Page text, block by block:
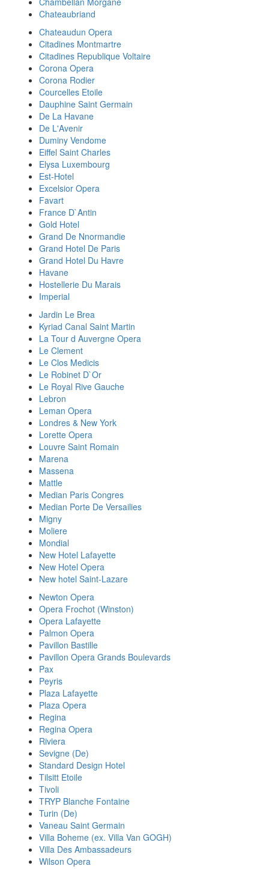
Chateaubriand
Chateaudun Opera
Citadines Montmartre
Citadines Republique Voltaire
Corona Opera
Corona Rodier
Courcelles Etoile
Dauphine Saint Germain
De La Havane
De L'Avenir
Duminy Vendome
Eiffel Saint Charles
Elysa Luxembourg
Est-Hotel
Excelsior Opera
Favart
France D`Antin
Gold Hotel
Grand De Nnormandie
Grand Hotel De Paris
Grand Hotel Du Havre
Havane
Hostellerie Du Marais
Imperial
Jardin Le Brea
Kyriad Canal Saint Martin
La Tour d Auvergne Opera
Le Clement
Le Clos Medicis
Le Robinet D`Or
Le Royal Rive Gauche
Lebron
Leman Opera
Londres & New York
Lorette Opera
Louvre Saint Romain
Marena
Massena
Mattle
Median Paris Congres
Median Porte De Versailies
Migny
Moliere
Mondial
New Hotel Lafayette
New Hotel Opera
New hotel Saint-Lazare
Newton Opera
Opera Frochot (Winston)
Opera Lafayette
Palmon Opera
Pavillon Bastille
Pavillon Opera Grands Boulevards
Pax
Peyris
Plaza Lafayette
Plaza Opera
Regina
Regina Opera
Riviera
Sevigne (De)
Standard Design Hotel
Tilsitt Etoile
Tivoli
TRYP Blanche Fontaine
Turin (De)
Vaneau Saint Germain
Villa Boheme (ex. Villa Van GOGH)
Villa Des Ambassadeurs
Wilson Opera